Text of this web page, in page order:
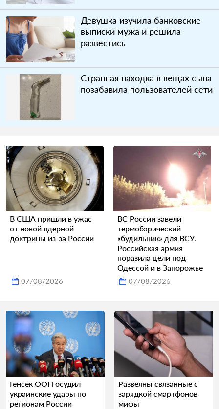
Девушка изучила банковские
выписки мужа и решила
развестись
Странная находка в вещах сына
позабавила пользователей сети
В США пришли в ужас
от новой ядерной
доктрины из-за России
07/08/2026
ВС России завели
термобарический
«будильник» для ВСУ.
Российская армия
поразила цели под
Одессой и в Запорожье
07/08/2026
Генсек ООН осудил
украинские удары по
регионам России
Развеяны связанные с
зарядкой смартфонов
мифы